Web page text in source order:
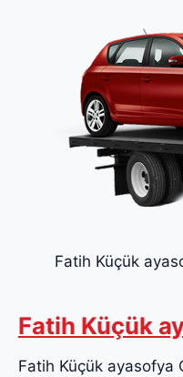
Fatih Küçük
Fatih Küçük
Fatih Küçük ayasofya